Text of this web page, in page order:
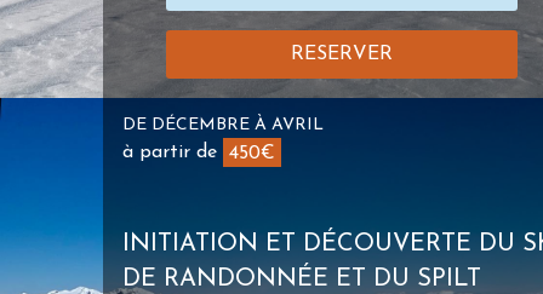
RESERVER
DE DÉCEMBRE À AVRIL
à partir de 450€
INITIATION ET DÉCOUVERTE DU
DE RANDONNÉE ET DU SPILT